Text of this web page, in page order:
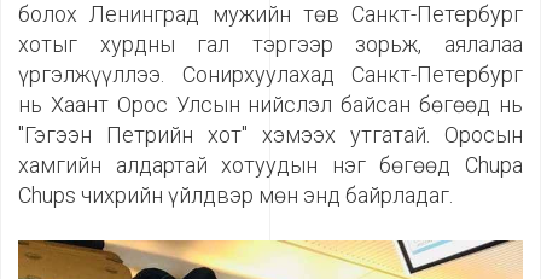
болох Ленинград мужийн төв Санкт-Петербург
хотыг хурдны гал тэргээр зорьж, аялалаа
үргэлжүүллээ. Сонирхуулахад Санкт-Петербург
нь Хаант Орос Улсын нийслэл байсан бөгөөд нь
"Гэгээн Петрийн хот" хэмээх утгатай. Оросын
хамгийн алдартай хотуудын нэг бөгөөд Chupa
Chups чихрийн үйлдвэр мөн энд байрладаг.